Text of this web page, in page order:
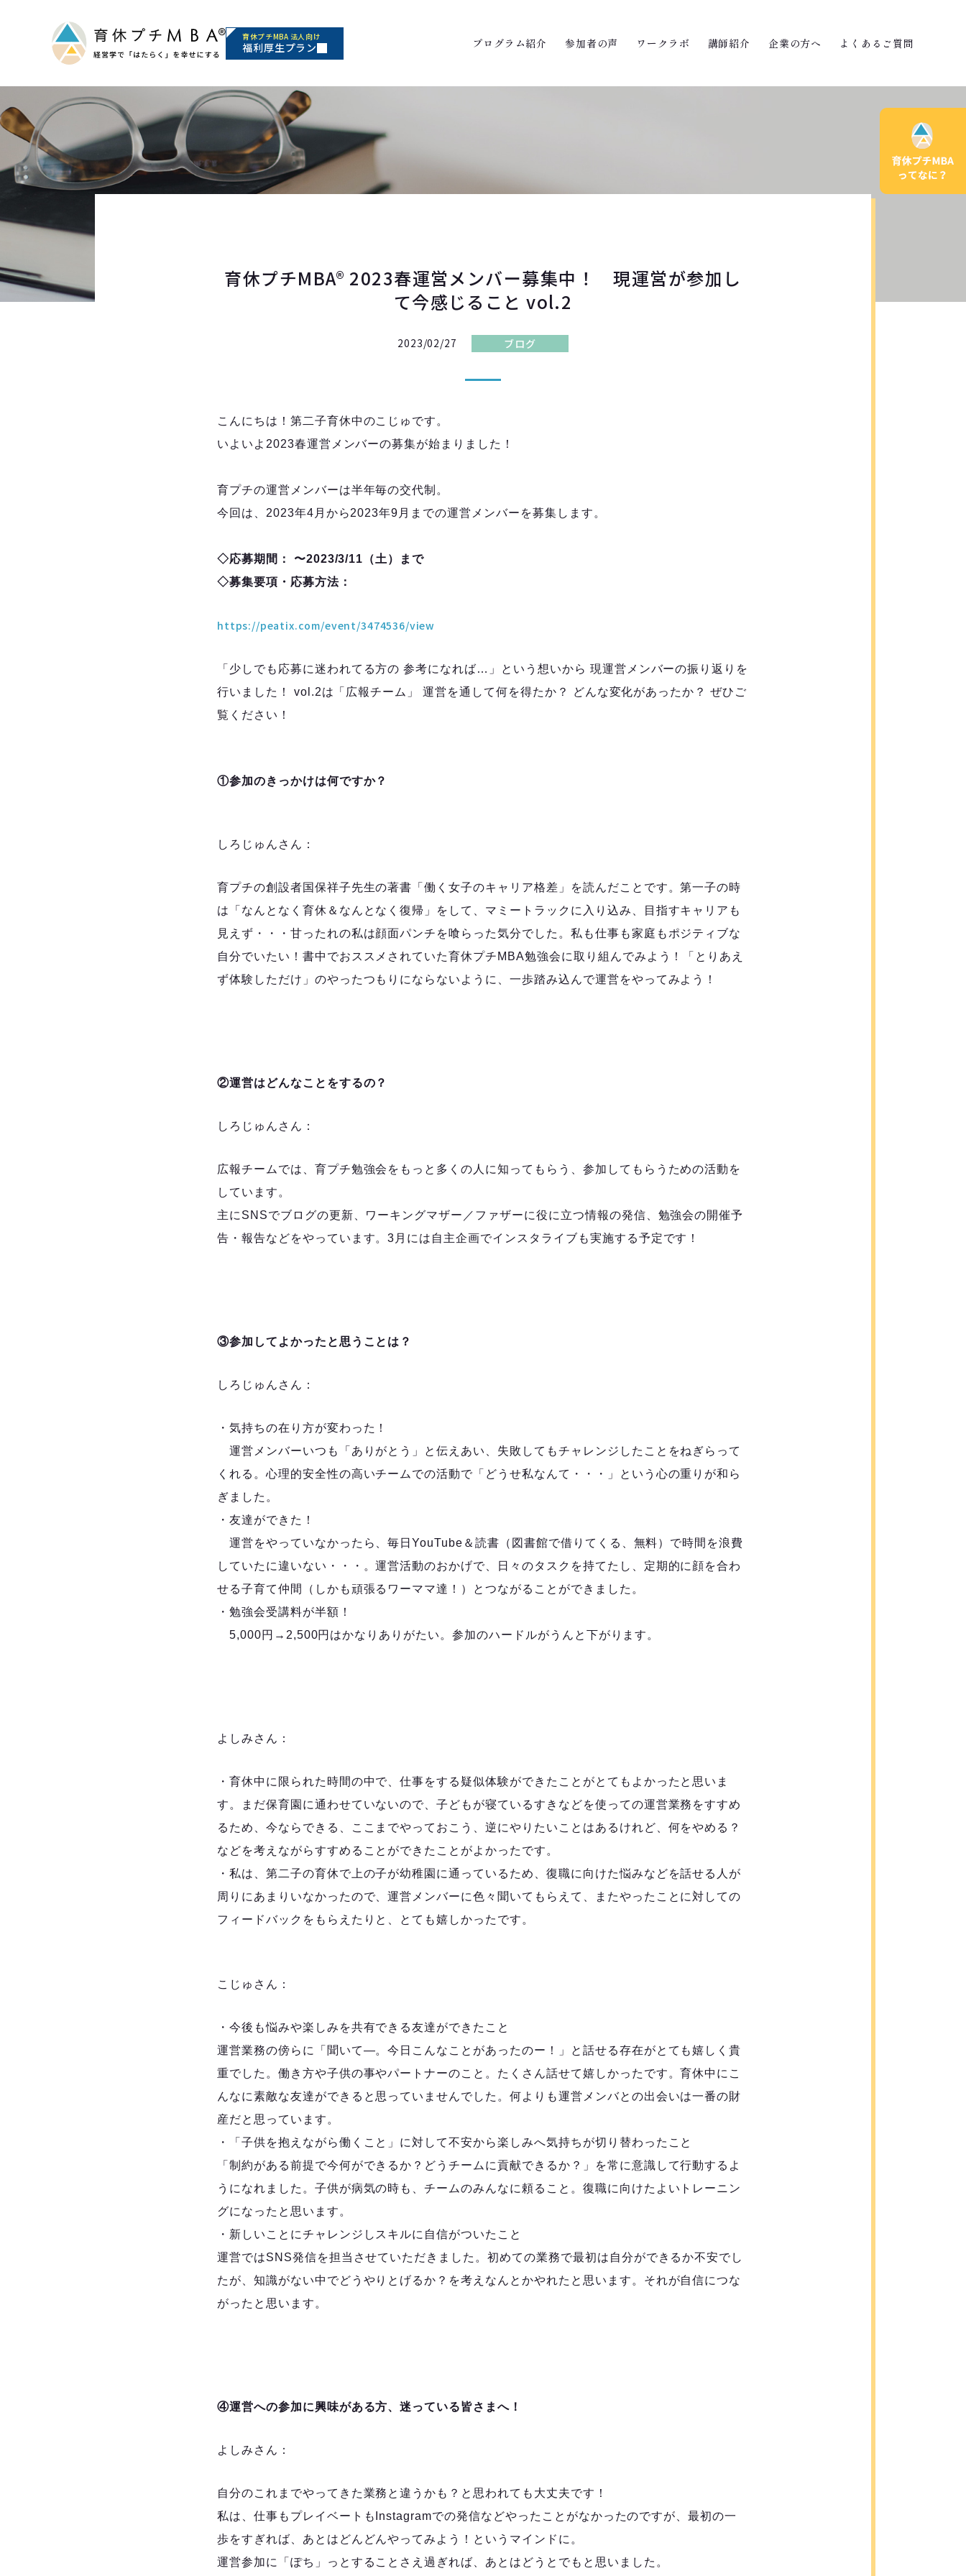
育休プチMBA 法人向け
福利厚生プラン プログラム紹介 参加者の声 ワークラボ 講師紹介 企業の方へ よくあるご質問
育休プチMBA® 2023春運営メンバー募集中！ 現運営が参加し
て今感じること vol.2
2023/02/27 ブログ
こんにちは！第二子育休中のこじゅです。
いよいよ2023春運営メンバーの募集が始まりました！
育プチの運営メンバーは半年毎の交代制。
今回は、2023年4月から2023年9月までの運営メンバーを募集します。
◇応募期間： 〜2023/3/11（土）まで
◇募集要項・応募方法：
https://peatix.com/event/3474536/view
「少しでも応募に迷われてる方の 参考になれば…」という想いから 現運営メンバーの振り返りを
行いました！ vol.2は「広報チーム」 運営を通して何を得たか？ どんな変化があったか？ ぜひご
覧ください！
①参加のきっかけは何ですか？
しろじゅんさん：
育プチの創設者国保祥子先生の著書「働く女子のキャリア格差」を読んだことです。第一子の時
は「なんとなく育休＆なんとなく復帰」をして、マミートラックに入り込み、目指すキャリアも
見えず・・・甘ったれの私は顔面パンチを喰らった気分でした。私も仕事も家庭もポジティブな
自分でいたい！書中でおススメされていた育休プチMBA勉強会に取り組んでみよう！「とりあえ
ず体験しただけ」のやったつもりにならないように、一歩踏み込んで運営をやってみよう！
②運営はどんなことをするの？
しろじゅんさん：
広報チームでは、育プチ勉強会をもっと多くの人に知ってもらう、参加してもらうための活動を
しています。
主にSNSでブログの更新、ワーキングマザー／ファザーに役に立つ情報の発信、勉強会の開催予
告・報告などをやっています。3月には自主企画でインスタライブも実施する予定です！
③参加してよかったと思うことは？
しろじゅんさん：
・気持ちの在り方が変わった！
運営メンバーいつも「ありがとう」と伝えあい、失敗してもチャレンジしたことをねぎらって
くれる。心理的安全性の高いチームでの活動で「どうせ私なんて・・・」という心の重りが和ら
ぎました。
・友達ができた！
運営をやっていなかったら、毎日YouTube＆読書（図書館で借りてくる、無料）で時間を浪費
していたに違いない・・・。運営活動のおかげで、日々のタスクを持てたし、定期的に顔を合わ
せる子育て仲間（しかも頑張るワーママ達！）とつながることができました。
・勉強会受講料が半額！
5,000円→2,500円はかなりありがたい。参加のハードルがうんと下がります。
よしみさん：
・育休中に限られた時間の中で、仕事をする疑似体験ができたことがとてもよかったと思いま
す。まだ保育園に通わせていないので、子どもが寝ているすきなどを使っての運営業務をすすめ
るため、今ならできる、ここまでやっておこう、逆にやりたいことはあるけれど、何をやめる？
などを考えながらすすめることができたことがよかったです。
・私は、第二子の育休で上の子が幼稚園に通っているため、復職に向けた悩みなどを話せる人が
周りにあまりいなかったので、運営メンバーに色々聞いてもらえて、またやったことに対しての
フィードバックをもらえたりと、とても嬉しかったです。
こじゅさん：
・今後も悩みや楽しみを共有できる友達ができたこと
運営業務の傍らに「聞いて―。今日こんなことがあったのー！」と話せる存在がとても嬉しく貴
重でした。働き方や子供の事やパートナーのこと。たくさん話せて嬉しかったです。育休中にこ
んなに素敵な友達ができると思っていませんでした。何よりも運営メンバとの出会いは一番の財
産だと思っています。
・「子供を抱えながら働くこと」に対して不安から楽しみへ気持ちが切り替わったこと
「制約がある前提で今何ができるか？どうチームに貢献できるか？」を常に意識して行動するよ
うになれました。子供が病気の時も、チームのみんなに頼ること。復職に向けたよいトレーニン
グになったと思います。
・新しいことにチャレンジしスキルに自信がついたこと
運営ではSNS発信を担当させていただきました。初めての業務で最初は自分ができるか不安でし
たが、知識がない中でどうやりとげるか？を考えなんとかやれたと思います。それが自信につな
がったと思います。
④運営への参加に興味がある方、迷っている皆さまへ！
よしみさん：
自分のこれまでやってきた業務と違うかも？と思われても大丈夫です！
私は、仕事もプレイベートもInstagramでの発信などやったことがなかったのですが、最初の一
歩をすぎれば、あとはどんどんやってみよう！というマインドに。
運営参加に「ぽち」っとすることさえ過ぎれば、あとはどうとでもと思いました。